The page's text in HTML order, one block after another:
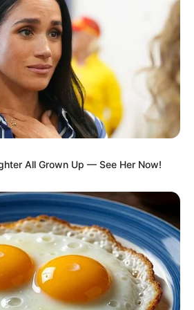
adalahTaylor Swift
Jackson dan The Beatles.
bergaya.
manis.
Inggris, Prancis, dan Spanyol dengan
Adventures in Babysitting(2016).
celana ke Radio Disney Music
gaun yang indah tetapi di lokasi
Dave Cameron.
All Grown Up — See Her Now!